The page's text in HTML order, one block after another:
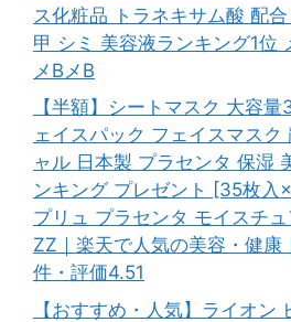
ス化粧品 トラネキサム酸 配
甲 シミ 美容液ランキング1位
メBメB
【半額】シートマスク 大容
ェイスパック フェイスマスク
ャル 日本製 プラセンタ 保湿
ンキング プレゼント [35枚入
プリュ プラセンタ モイスチ
ZZ｜楽天で人気の美容・健
件・評価4.51
【おすすめ・人気】ライオン